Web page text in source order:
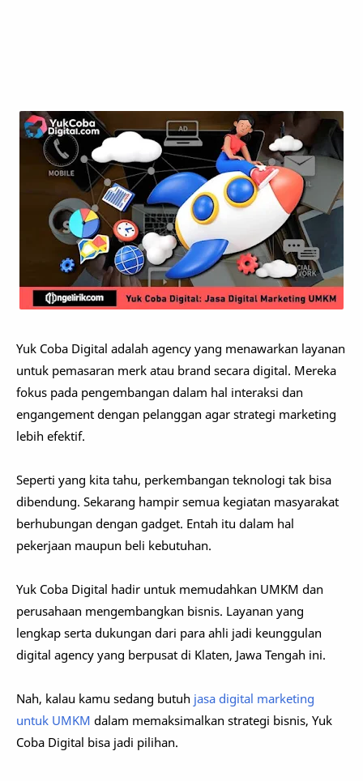
Yuk Coba Digital adalah agency yang menawarkan layanan
untuk pemasaran merk atau brand secara digital. Mereka
fokus pada pengembangan dalam hal interaksi dan
engangement dengan pelanggan agar strategi marketing
lebih efektif.
Seperti yang kita tahu, perkembangan teknologi tak bisa
dibendung. Sekarang hampir semua kegiatan masyarakat
berhubungan dengan gadget. Entah itu dalam hal
pekerjaan maupun beli kebutuhan.
Yuk Coba Digital hadir untuk memudahkan UMKM dan
perusahaan mengembangkan bisnis. Layanan yang
lengkap serta dukungan dari para ahli jadi keunggulan
digital agency yang berpusat di Klaten, Jawa Tengah ini.
Nah, kalau kamu sedang butuh jasa digital marketing
untuk UMKM dalam memaksimalkan strategi bisnis, Yuk
Coba Digital bisa jadi pilihan.